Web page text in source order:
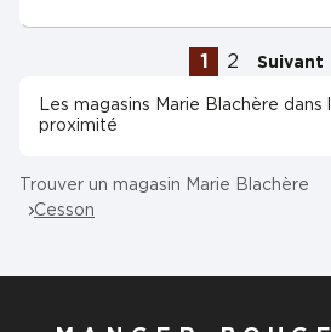
1 2 Suivant
Les magasins Marie Blachère dans
proximité
Trouver un magasin Marie Blachère
Cesson